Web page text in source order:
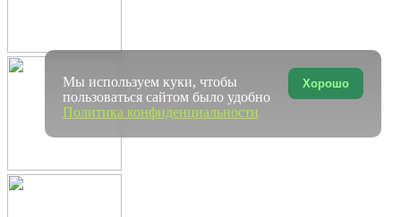
Хорошо
Мы используем куки, чтобы
пользоваться сайтом было удобно
Политика конфиденциальности